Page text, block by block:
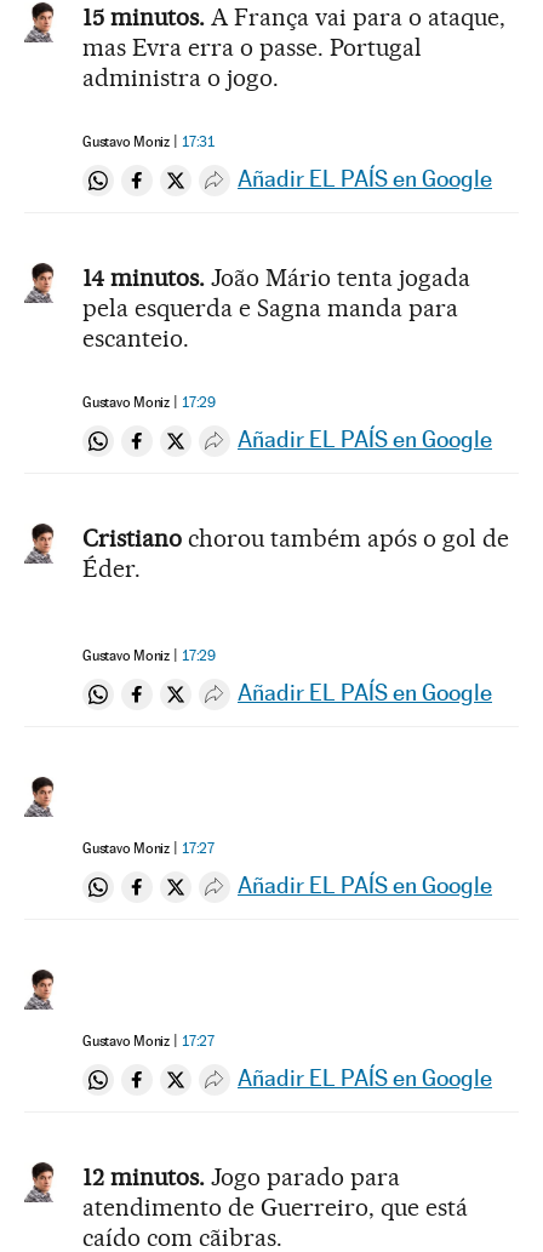
15 minutos. A França vai para o ataque,
mas Evra erra o passe. Portugal
administra o jogo.
Gustavo Moniz 17:31
Compartir en Whatsapp
Compartir en Facebook
Compartir en Twitter
Desplegar Redes Sociales
Añadir EL PAÍS en Google
14 minutos. João Mário tenta jogada
pela esquerda e Sagna manda para
escanteio.
Gustavo Moniz 17:29
Compartir en Whatsapp
Compartir en Facebook
Compartir en Twitter
Desplegar Redes Sociales
Añadir EL PAÍS en Google
Cristiano chorou também após o gol de
Éder.
Gustavo Moniz 17:29
Compartir en Whatsapp
Compartir en Facebook
Compartir en Twitter
Desplegar Redes Sociales
Añadir EL PAÍS en Google
Gustavo Moniz 17:27
Compartir en Whatsapp
Compartir en Facebook
Compartir en Twitter
Desplegar Redes Sociales
Añadir EL PAÍS en Google
Gustavo Moniz 17:27
Compartir en Whatsapp
Compartir en Facebook
Compartir en Twitter
Desplegar Redes Sociales
Añadir EL PAÍS en Google
12 minutos. Jogo parado para
atendimento de Guerreiro, que está
caído com cãibras.